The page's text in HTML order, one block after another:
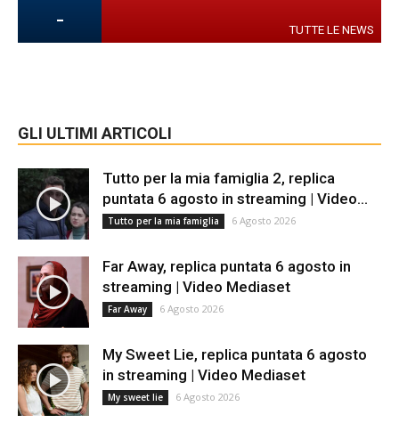
- TUTTE LE NEWS
GLI ULTIMI ARTICOLI
Tutto per la mia famiglia 2, replica
puntata 6 agosto in streaming | Video...
Tutto per la mia famiglia 6 Agosto 2026
Far Away, replica puntata 6 agosto in
streaming | Video Mediaset
Far Away 6 Agosto 2026
My Sweet Lie, replica puntata 6 agosto
in streaming | Video Mediaset
My sweet lie 6 Agosto 2026